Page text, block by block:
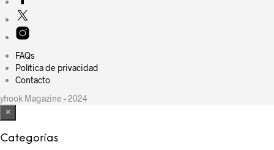
FAQs
Política de privacidad
Contacto
Magazine - 2024
×
Categorías